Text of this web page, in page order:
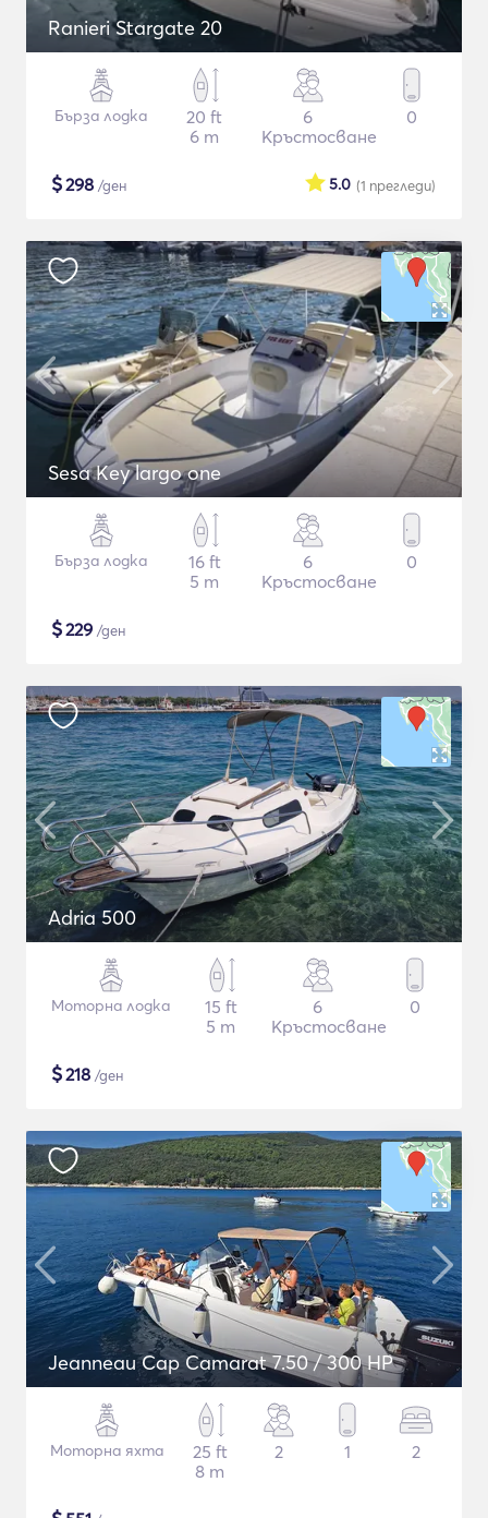
Ranieri Stargate 20
Бърза лодка
20 ft
6 m
6
Кръстосване
0
$298 /ден (1 прегледи)
5.0
Sesa Key largo one
Бърза лодка
16 ft
5 m
6
Кръстосване
0
$229 /ден
Adria 500
Моторна лодка
15 ft
5 m
6
Кръстосване
0
$218 /ден
Jeanneau Cap Camarat 7.50 / 300 HP
Моторна яхта
25 ft
8 m
2 1 2